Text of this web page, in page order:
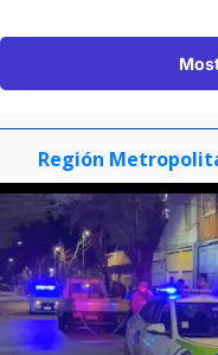
Región